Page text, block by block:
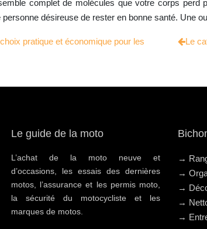
complet de molécules que votre corps
désireuse de rester en bonne santé. Une
pratique et économique pour les
Le
Le guide de la moto
L’achat de la moto neuve et
d’occasions, les essais des dernières
motos, l’assurance et les permis moto,
la sécurité du motocycliste et les
marques de motos.
→
→
→
→
→